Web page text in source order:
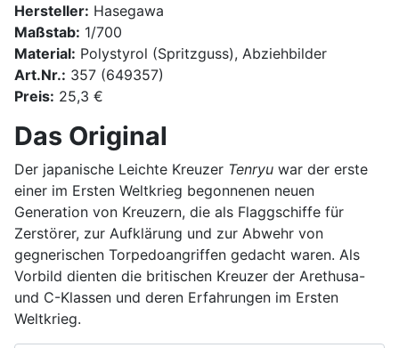
Hersteller: Hasegawa
Maßstab: 1/700
Material: Polystyrol (Spritzguss), Abziehbilder
Art.Nr.: 357 (649357)
Preis: 25,3 €
Das Original
Der japanische Leichte Kreuzer Tenryu war der erste
einer im Ersten Weltkrieg begonnenen neuen
Generation von Kreuzern, die als Flaggschiffe für
Zerstörer, zur Aufklärung und zur Abwehr von
gegnerischen Torpedoangriffen gedacht waren. Als
Vorbild dienten die britischen Kreuzer der Arethusa-
und C-Klassen und deren Erfahrungen im Ersten
Weltkrieg.